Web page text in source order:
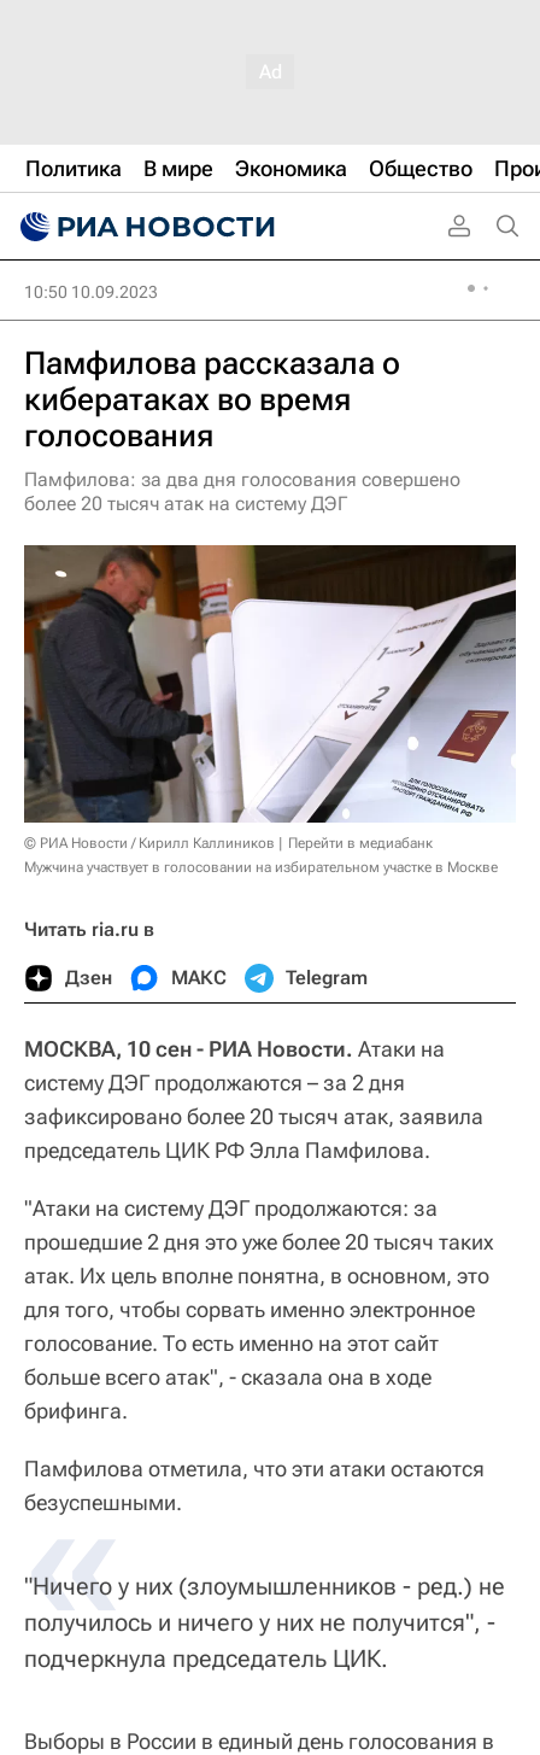
Политика В мире Экономика Общество
10:50 10.09.2023
Памфилова рассказала о
кибератаках во время
голосования
Памфилова: за два дня голосования совершено
более 20 тысяч атак на систему ДЭГ
© РИА Новости / Кирилл Каллиников
Перейти в медиабанк
Мужчина участвует в голосовании на избирательном участке в Москве
Читать ria.ru в
Дзен МАКС Telegram
МОСКВА, 10 сен - РИА Новости. Атаки на
систему ДЭГ продолжаются – за 2 дня
зафиксировано более 20 тысяч атак, заявила
председатель ЦИК РФ Элла Памфилова.
"Атаки на систему ДЭГ продолжаются: за
прошедшие 2 дня это уже более 20 тысяч таких
атак. Их цель вполне понятна, в основном, это
для того, чтобы сорвать именно электронное
голосование. То есть именно на этот сайт
больше всего атак", - сказала она в ходе
брифинга.
Памфилова отметила, что эти атаки остаются
безуспешными.
«
"Ничего у них (злоумышленников - ред.) не
получилось и ничего у них не получится", -
подчеркнула председатель ЦИК.
Выборы в России в единый день голосования в